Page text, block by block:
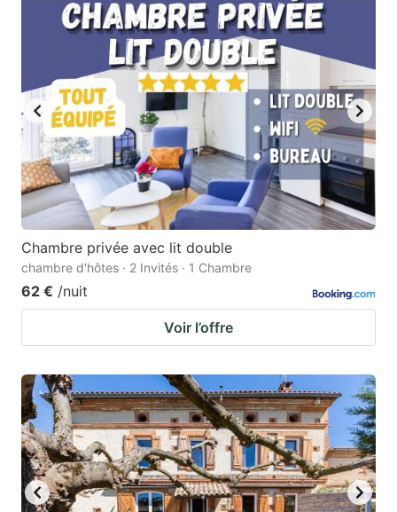
Chambre privée avec lit double
chambre d'hôtes · 2 Invités · 1 Chambre
62 € /nuit
Voir l’offre